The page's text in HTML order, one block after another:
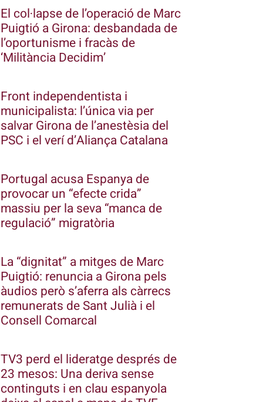
El col·lapse de l’operació de Marc
Puigtió a Girona: desbandada de
l’oportunisme i fracàs de
‘Militància Decidim’
Front independentista i
municipalista: l’única via per
salvar Girona de l’anestèsia del
PSC i el verí d’Aliança Catalana
Portugal acusa Espanya de
provocar un “efecte crida”
massiu per la seva “manca de
regulació” migratòria
La “dignitat” a mitges de Marc
Puigtió: renuncia a Girona pels
àudios però s’aferra als càrrecs
remunerats de Sant Julià i el
Consell Comarcal
TV3 perd el lideratge després de
23 mesos: Una deriva sense
continguts i en clau espanyola